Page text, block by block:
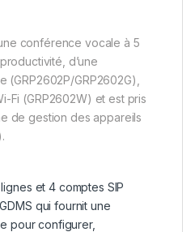
conférence vocale à 5
d’une
(GRP2602P/GRP2602G),
Fi (GRP2602W) et est pris
de gestion des appareils
et 4 comptes SIP
qui fournit une
pour configurer,